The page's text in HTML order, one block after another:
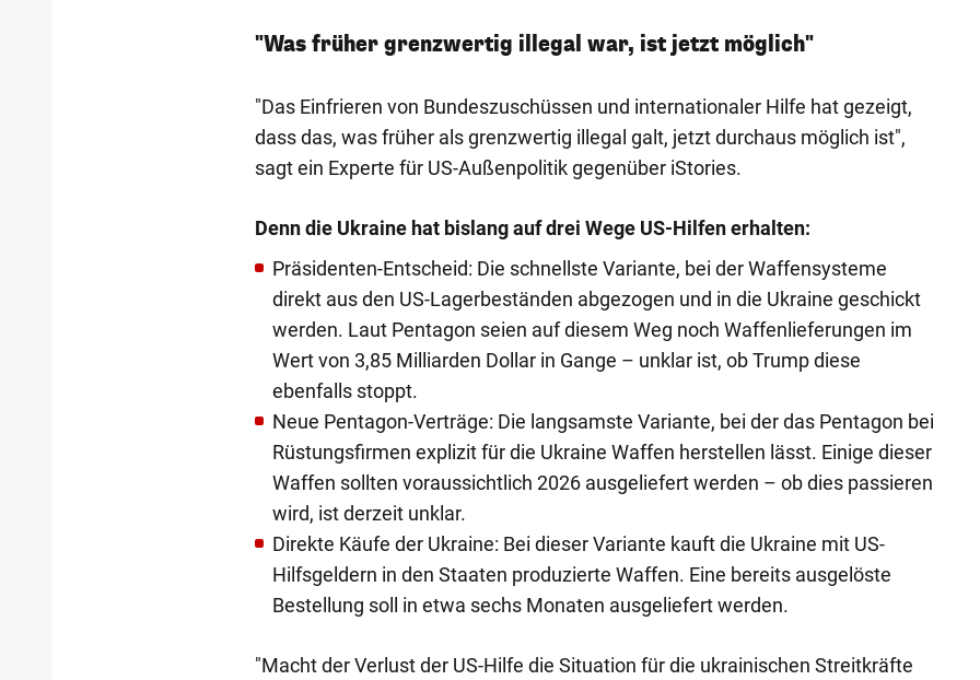
"Was früher grenzwertig illegal war, ist jetzt möglich"
"Das Einfrieren von Bundeszuschüssen und internationaler Hilfe hat gezeigt,
dass das, was früher als grenzwertig illegal galt, jetzt durchaus möglich ist",
sagt ein Experte für US-Außenpolitik gegenüber iStories.
Denn die Ukraine hat bislang auf drei Wege US-Hilfen erhalten:
Präsidenten-Entscheid: Die schnellste Variante, bei der Waffensysteme
direkt aus den US-Lagerbeständen abgezogen und in die Ukraine geschickt
werden. Laut Pentagon seien auf diesem Weg noch Waffenlieferungen im
Wert von 3,85 Milliarden Dollar in Gange – unklar ist, ob Trump diese
ebenfalls stoppt.
Neue Pentagon-Verträge: Die langsamste Variante, bei der das Pentagon bei
Rüstungsfirmen explizit für die Ukraine Waffen herstellen lässt. Einige dieser
Waffen sollten voraussichtlich 2026 ausgeliefert werden – ob dies passieren
wird, ist derzeit unklar.
Direkte Käufe der Ukraine: Bei dieser Variante kauft die Ukraine mit US-
Hilfsgeldern in den Staaten produzierte Waffen. Eine bereits ausgelöste
Bestellung soll in etwa sechs Monaten ausgeliefert werden.
"Macht der Verlust der US-Hilfe die Situation für die ukrainischen Streitkräfte